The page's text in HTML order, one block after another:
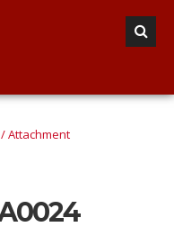
/ Attachment